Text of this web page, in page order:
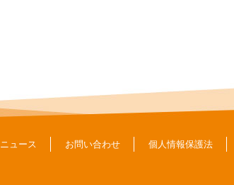
ニュース お問い合わせ 個人情報保護法